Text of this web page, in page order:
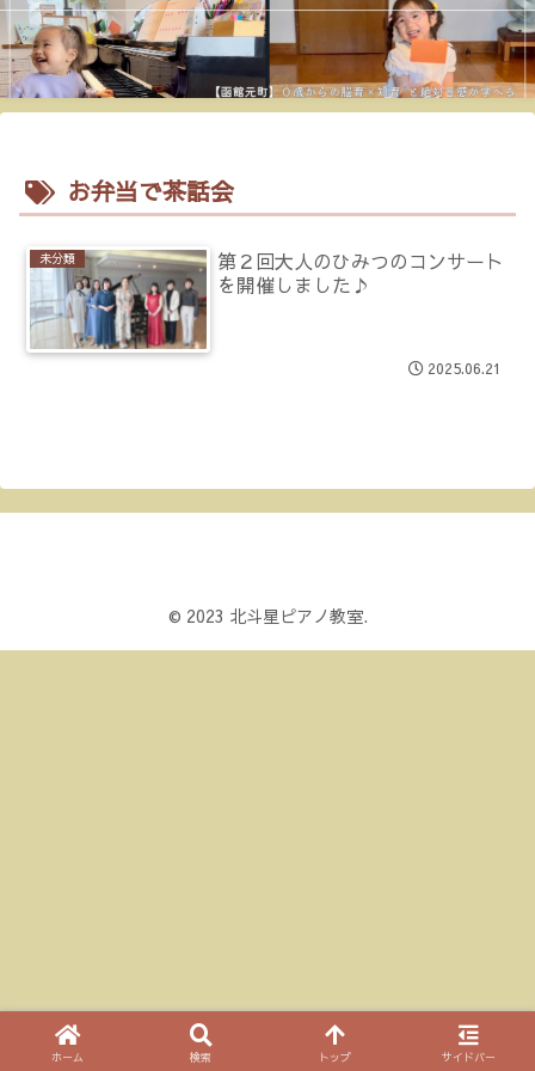
お弁当で茶話会
未分類
第２回大人のひみつのコンサート
を開催しました♪
2025.06.21
© 2023 北斗星ピアノ教室.
ホーム 検索 トップ サイドバー